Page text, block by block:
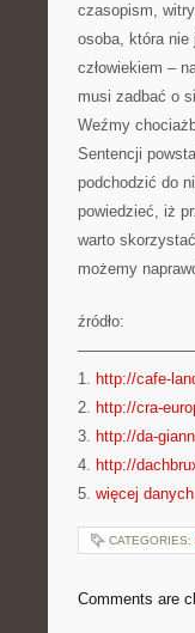
czasopism,
osoba, która nie
człowiekiem –
musi zadbać o
Weźmy
Sentencji
podchodzić do
powiedzieć, iż
warto
możemy
źródło:
1. http://cafe-
2. http://cra-
3. http://da-
4. http://
5. więcej danych
CATEGORIES:
Comments are